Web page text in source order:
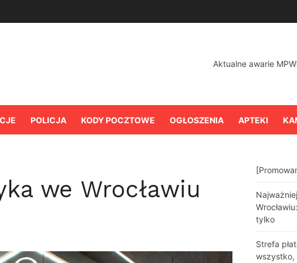
Aktualne awarie
POLICJA KODY POCZTOWE OGŁOSZENIA APTEKI
we Wrocławiu
tylko
Strefa
wszystko,